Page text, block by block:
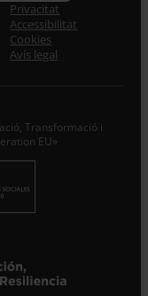
Privacitat
Accessibilitat
Cookies
Avís legal
Transformació i
EU»